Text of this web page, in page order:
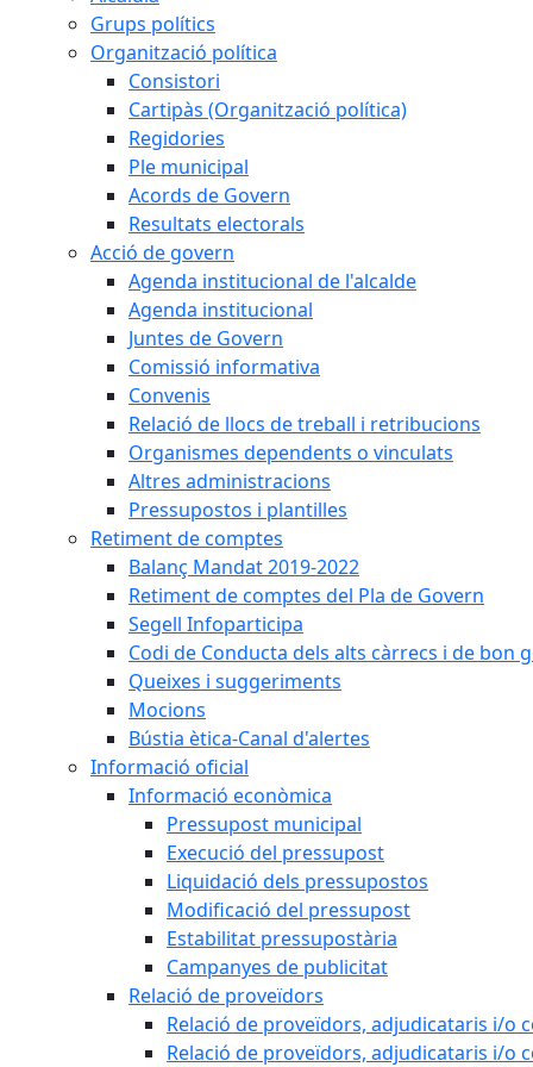
Grups polítics
Organització política
Consistori
Cartipàs (Organització política)
Regidories
Ple municipal
Acords de Govern
Resultats electorals
Acció de govern
Agenda institucional de l'alcalde
Agenda institucional
Juntes de Govern
Comissió informativa
Convenis
Relació de llocs de treball i retribucions
Organismes dependents o vinculats
Altres administracions
Pressupostos i plantilles
Retiment de comptes
Balanç Mandat 2019-2022
Retiment de comptes del Pla de Govern
Segell Infoparticipa
Codi de Conducta dels alts càrrecs i de bon
Queixes i suggeriments
Mocions
Bústia ètica-Canal d'alertes
Informació oficial
Informació econòmica
Pressupost municipal
Execució del pressupost
Liquidació dels pressupostos
Modificació del pressupost
Estabilitat pressupostària
Campanyes de publicitat
Relació de proveïdors
Relació de proveïdors, adjudicataris i/o
Relació de proveïdors, adjudicataris i/o